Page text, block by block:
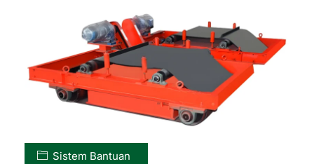
Sistem Bantuan